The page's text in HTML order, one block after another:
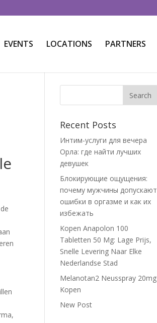
EVENTS LOCATIONS PARTNERS
Recent Posts
Интим-услуги для вечера
Орла: где найти лучших
девушек
Блокирующие ощущения:
почему мужчины допускают
ошибки в оргазме и как их
избежать
Kopen Anapolon 100
Tabletten 50 Mg: Lage Prijs,
Snelle Levering Naar Elke
Nederlandse Stad
Melanotan2 Neusspray 20mg
Kopen
New Post